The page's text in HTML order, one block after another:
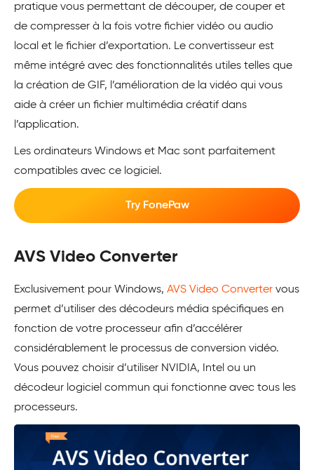
pratique vous permettant de découper, de couper et
de compresser à la fois votre fichier vidéo ou audio
local et le fichier d’exportation. Le convertisseur est
même intégré avec des fonctionnalités utiles telles que
la création de GIF, l’amélioration de la vidéo qui vous
aide à créer un fichier multimédia créatif dans
l’application.
Les ordinateurs Windows et Mac sont parfaitement
compatibles avec ce logiciel.
Try FonePaw
AVS Video Converter
Exclusivement pour Windows, AVS Video Converter vous
permet d’utiliser des décodeurs média spécifiques en
fonction de votre processeur afin d’accélérer
considérablement le processus de conversion vidéo.
Vous pouvez choisir d’utiliser NVIDIA, Intel ou un
décodeur logiciel commun qui fonctionne avec tous les
processeurs.